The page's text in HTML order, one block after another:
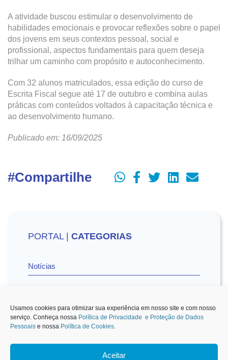
Usamos cookies para otimizar sua experiência em nosso site e com nosso
serviço. Conheça nossa Política de Privacidade e Proteção de Dados
Pessoais e nossa Política de Cookies.
Aceitar
A atividade buscou estimular o desenvolvimento de
habilidades emocionais e provocar reflexões sobre o papel
dos jovens em seus contextos pessoal, social e
profissional, aspectos fundamentais para quem deseja
trilhar um caminho com propósito e autoconhecimento.
Com 32 alunos matriculados, essa edição do curso de
Escrita Fiscal segue até 17 de outubro e combina aulas
práticas com conteúdos voltados à capacitação técnica e
ao desenvolvimento humano.
Publicado em: 16/09/2025
#Compartilhe
PORTAL | CATEGORIAS
Notícias